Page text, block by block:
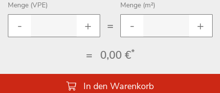
Menge (VPE)
=
Menge (m²)
= 0,00 €*
In den Warenkorb